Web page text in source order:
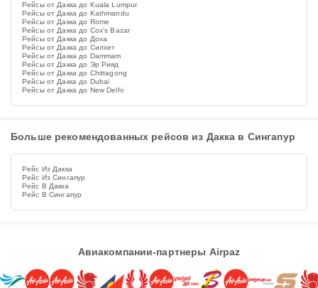
Рейсы от Дакка до Kuala Lumpur
Рейсы от Дакка до Kathmandu
Рейсы от Дакка до Rome
Рейсы от Дакка до Cox's Bazar
Рейсы от Дакка до Доха
Рейсы от Дакка до Силхет
Рейсы от Дакка до Dammam
Рейсы от Дакка до Эр Рияд
Рейсы от Дакка до Chittagong
Рейсы от Дакка до Dubai
Рейсы от Дакка до New Delhi
Больше рекомендованных рейсов из Дакка в Сингапур
Рейс Из Дакка
Рейс Из Сингапур
Рейс В Дакка
Рейс В Сингапур
Авиакомпании-партнеры Airpaz